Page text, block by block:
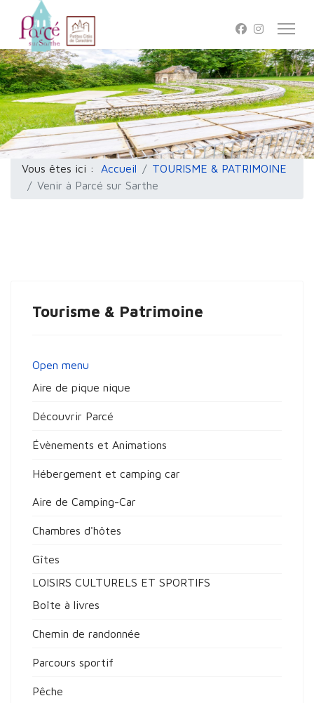
Vous êtes ici : Accueil
TOURISME & PATRIMOINE
Venir à Parcé sur Sarthe
Tourisme & Patrimoine
Open menu
Aire de pique nique
Découvrir Parcé
Évènements et Animations
Hébergement et camping car
Aire de Camping-Car
Chambres d'hôtes
Gîtes
LOISIRS CULTURELS ET SPORTIFS
Boîte à livres
Chemin de randonnée
Parcours sportif
Pêche